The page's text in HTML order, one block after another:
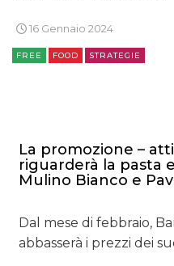
PREVISIONI/SCENARI
NORMATIVE
TREND
16 Gennaio 2024
FREE FOOD STRATEGIE
La promozione –
riguarderà la pasta
Mulino Bianco e
Dal mese di febbraio,
abbasserà i prezzi dei